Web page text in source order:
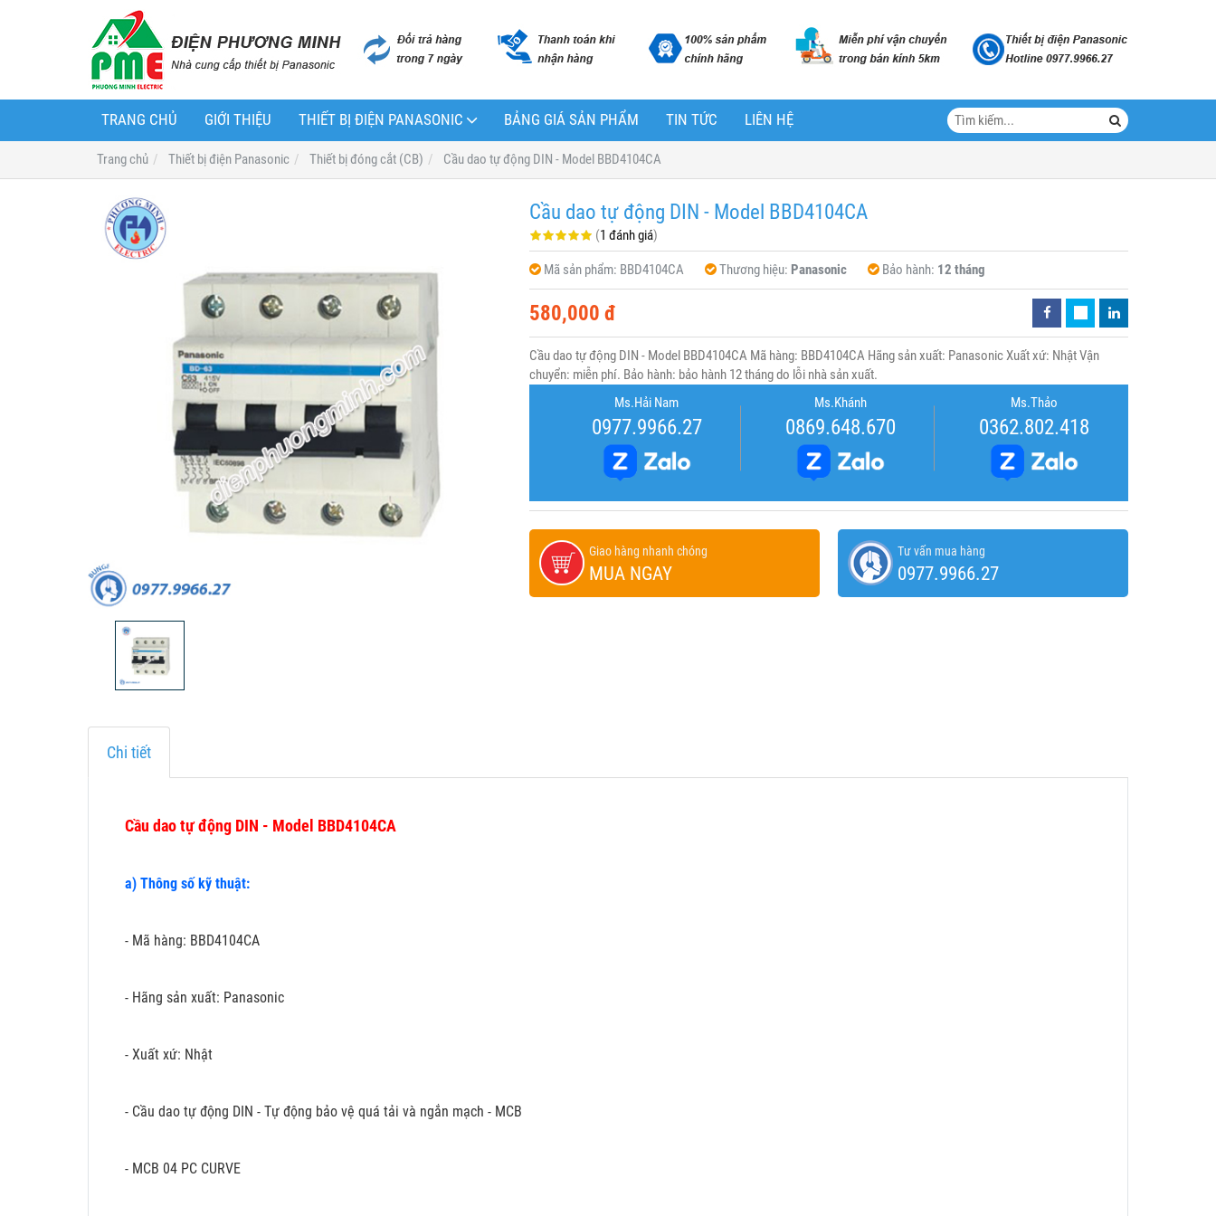
TRANG CHỦ GIỚI THIỆU THIẾT BỊ ĐIỆN PANASONIC BẢNG GIÁ SẢN PHẨM TIN TỨC LIÊN HỆ
Trang chủ Thiết bị điện Panasonic Thiết bị đóng cắt (CB) Cầu dao tự động DIN - Model BBD4104CA
Cầu dao tự động DIN - Model BBD4104CA
(1 đánh giá)
Mã sản phẩm: BBD4104CA Thương hiệu: Panasonic Bảo hành: 12 tháng
580,000 đ
Cầu dao tự động DIN - Model BBD4104CA Mã hàng: BBD4104CA Hãng sản xuất: Panasonic Xuất xứ: Nhật Vận
chuyển: miễn phí. Bảo hành: bảo hành 12 tháng do lỗi nhà sản xuất.
Ms.Hải Nam
0977.9966.27
Ms.Khánh
0869.648.670
Ms.Thảo
0362.802.418
Giao hàng nhanh chóng
MUA NGAY
Tư vấn mua hàng
0977.9966.27
Chi tiết
Cầu dao tự động DIN - Model BBD4104CA
a) Thông số kỹ thuật:
- Mã hàng: BBD4104CA
- Hãng sản xuất: Panasonic
- Xuất xứ: Nhật
- Cầu dao tự động DIN - Tự động bảo vệ quá tải và ngắn mạch - MCB
- MCB 04 PC CURVE